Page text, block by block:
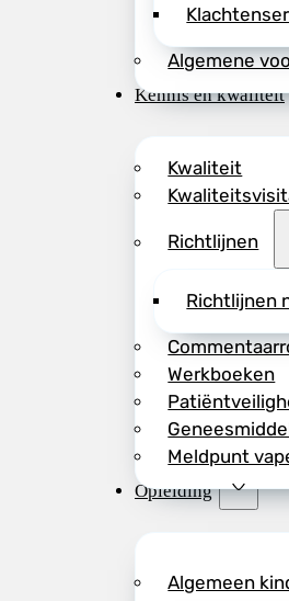
Algemene
Kennis en kwaliteit
Kwaliteit
Richtlijnen
Richtlijnen
Werkboeken
Meldpunt
Opleiding
Algemeen